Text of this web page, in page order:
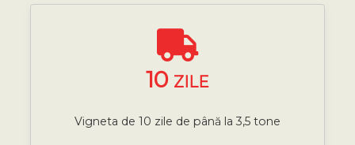
10 ZILE
Vigneta de 10 zile de până la 3,5 tone